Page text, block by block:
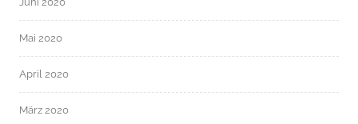
Mai 2020
April 2020
März 2020